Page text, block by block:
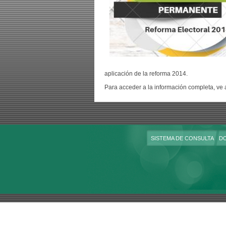
aplicación de la reforma 2014.
Para acceder a la información completa, ve
SISTEMA DE CONSULTA